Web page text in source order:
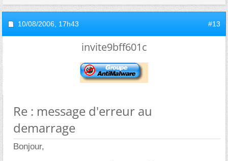
10/08/2006, 17h43 #13
invite9bff601c
Re : message d'erreur au
demarrage
Bonjour,